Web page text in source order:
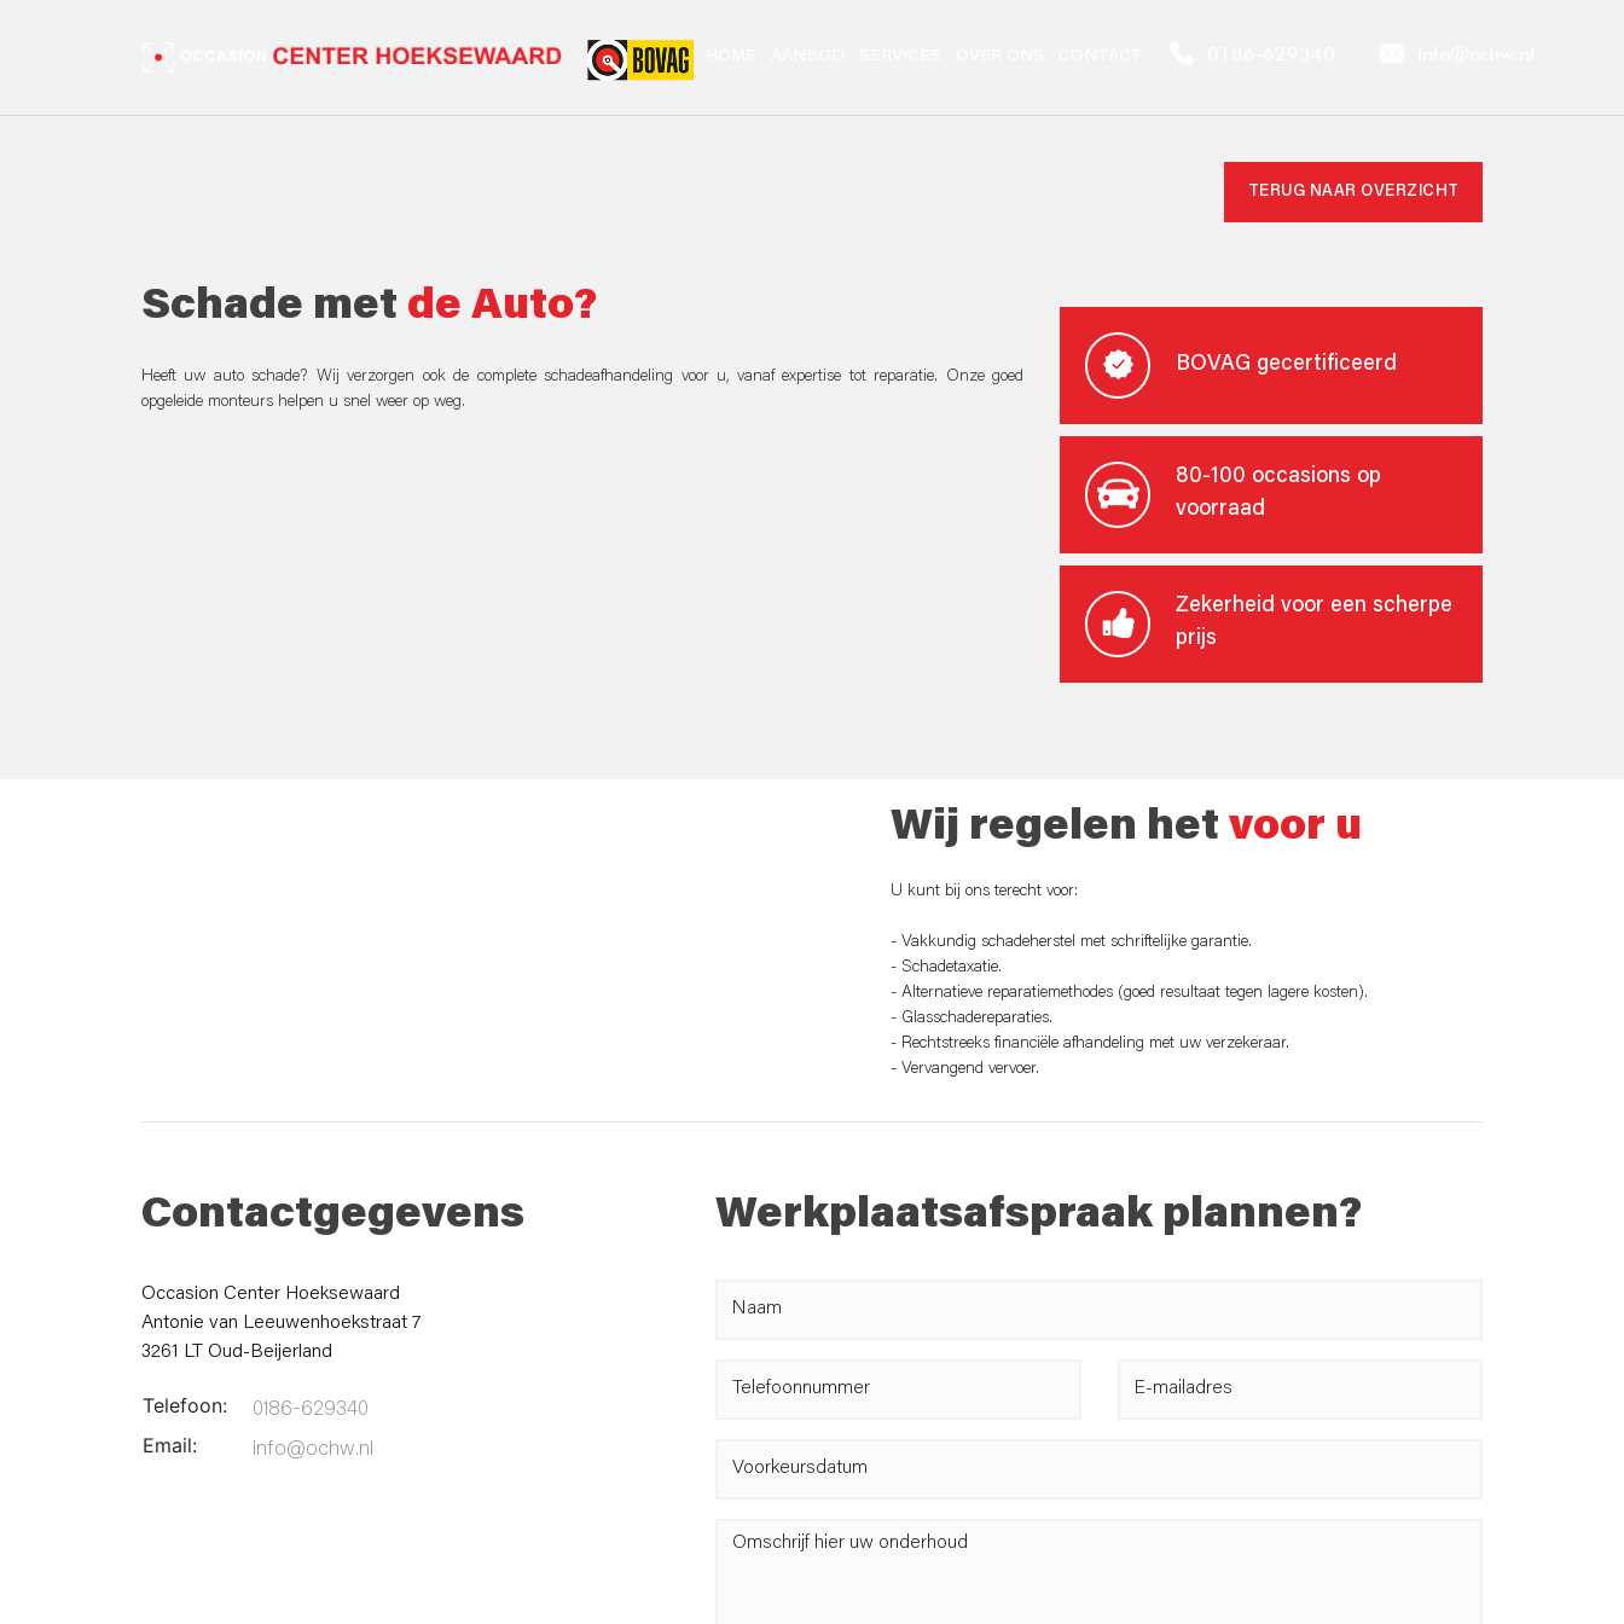
TERUG NAAR OVERZICHT
Schade met de Auto?
Heeft uw auto schade? Wij verzorgen ook de complete schadeafhandeling voor u, vanaf expertise tot reparatie. Onze goed
opgeleide monteurs helpen u snel weer op weg.
BOVAG gecertificeerd
80-100 occasions op
voorraad
Zekerheid voor een scherpe
prijs
Wij regelen het voor u
U kunt bij ons terecht voor:
- Vakkundig schadeherstel met schriftelijke garantie.
- Schadetaxatie.
- Alternatieve reparatiemethodes (goed resultaat tegen lagere kosten).
- Glasschadereparaties.
- Rechtstreeks financiële afhandeling met uw verzekeraar.
- Vervangend vervoer.
Contactgegevens
Occasion Center Hoeksewaard
Antonie van Leeuwenhoekstraat 7
3261 LT Oud-Beijerland
Telefoon: 0186-629340
Email: info@ochw.nl
Werkplaatsafspraak plannen?